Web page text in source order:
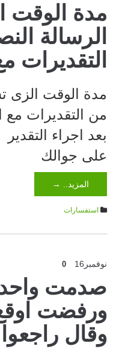
مدة الوقت
الرسالة
التقديرات
مدة الوقت الزى
بعد اجراء
على جوالك
المزيد.. →
استفسارات
نوفمبر 16
0
صدمت
ورفضت
وقال